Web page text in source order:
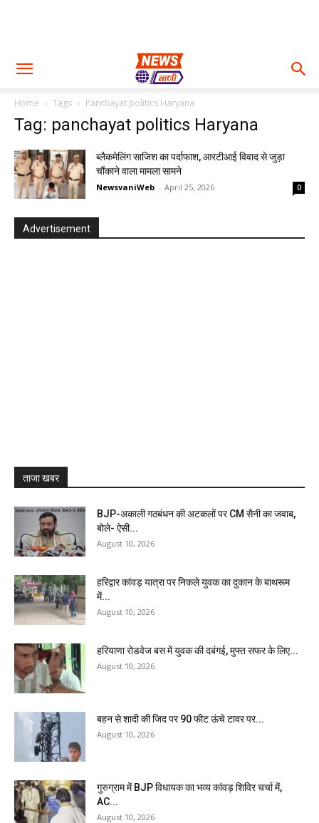
Home Tags Panchayat politics Haryana
Tag: panchayat politics Haryana
ब्लैकमेलिंग साजिश का पर्दाफाश, आरटीआई विवाद से जुड़ा
चौंकाने वाला मामला सामने
NewsvaniWeb - April 25, 2026 0
Advertisement
ताजा खबर
BJP-अकाली गठबंधन की अटकलों पर CM सैनी का जवाब,
बोले- ऐसी...
August 10, 2026
हरिद्वार कांवड़ यात्रा पर निकले युवक का दुकान के बाथरूम
में...
August 10, 2026
हरियाणा रोडवेज बस में युवक की दबंगई, मुफ्त सफर के लिए...
August 10, 2026
बहन से शादी की जिद पर 90 फीट ऊंचे टावर पर...
August 10, 2026
गुरुग्राम में BJP विधायक का भव्य कांवड़ शिविर चर्चा में,
AC...
August 10, 2026